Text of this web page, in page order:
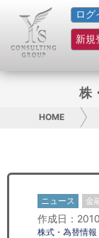
ログ
新規
HOME
サービス紹介
グループ概要
日本人にPR
株
HOME
ニュース 金
作成日：
株式・為替情報